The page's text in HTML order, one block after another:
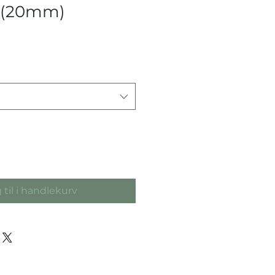
til i handlekurv